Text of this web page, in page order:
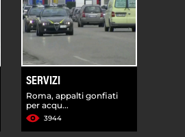
SERVIZI
Roma, appalti gonfiati
per acqu...
3944